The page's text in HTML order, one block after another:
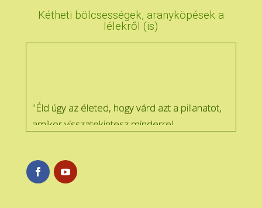
dicsérnek?
Kétheti bölcsességek, aranyköpések a
lélekről (is)
"Éld úgy az életed, hogy várd azt a pillanatot,
amikor visszatekintesz minderre!